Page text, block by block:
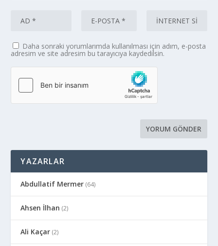
Daha sonraki yorumlarımda kullanılması için adım, e-posta
adresim ve site adresim bu tarayıcıya kaydedilsin.
YAZARLAR
Abdullatif Mermer (64)
Ahsen İlhan (2)
Ali Kaçar (2)